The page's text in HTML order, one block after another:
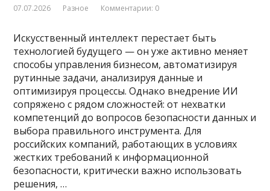
07.07.2026 Разное Комментарии: 0
Искусственный интеллект перестает быть
технологией будущего — он уже активно меняет
способы управления бизнесом, автоматизируя
рутинные задачи, анализируя данные и
оптимизируя процессы. Однако внедрение ИИ
сопряжено с рядом сложностей: от нехватки
компетенций до вопросов безопасности данных и
выбора правильного инструмента. Для
российских компаний, работающих в условиях
жестких требований к информационной
безопасности, критически важно использовать
решения, …